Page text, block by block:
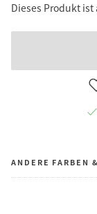
Dieses Produkt
ANDERE FARBEN